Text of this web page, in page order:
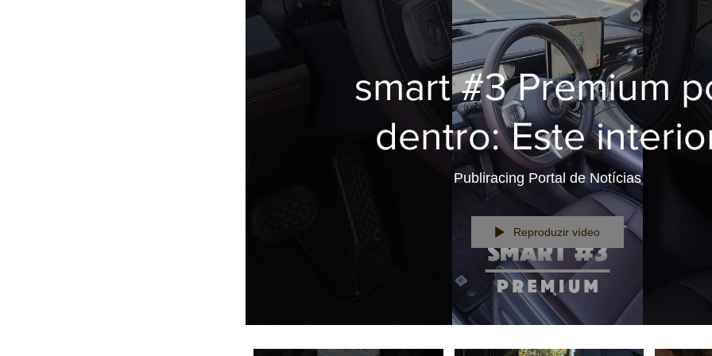
smart #3 Premium
dentro: Este
surpreendeu-nos!
Publiracing Portal de Notícias
Reproduzir vídeo